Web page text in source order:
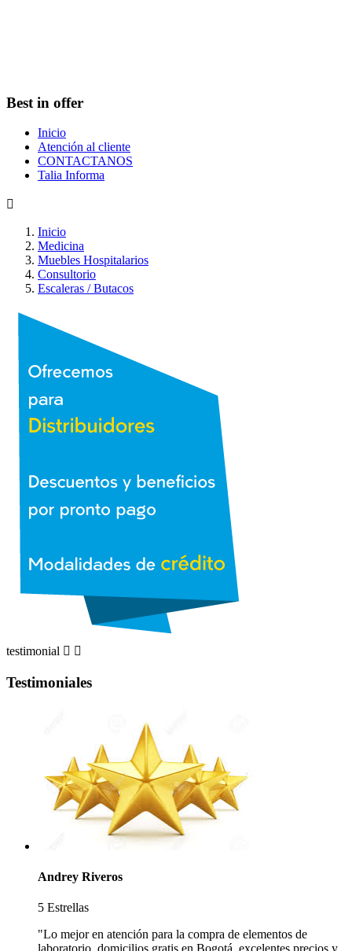
Best in offer
Inicio
Atención al cliente
CONTACTANOS
Talia Informa

Inicio
Medicina
Muebles Hospitalarios
Consultorio
Escaleras / Butacos
testimonial  
Testimoniales
Andrey Riveros
5 Estrellas
"Lo mejor en atención para la compra de elementos de